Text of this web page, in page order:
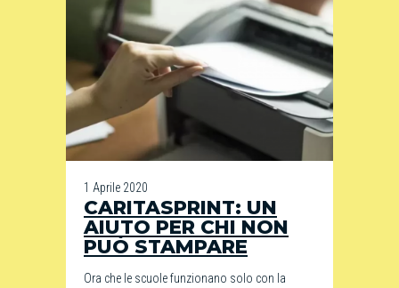
1 Aprile 2020
CARITASPRINT: UN
AIUTO PER CHI NON
PUÒ STAMPARE
Ora che le scuole funzionano solo con la